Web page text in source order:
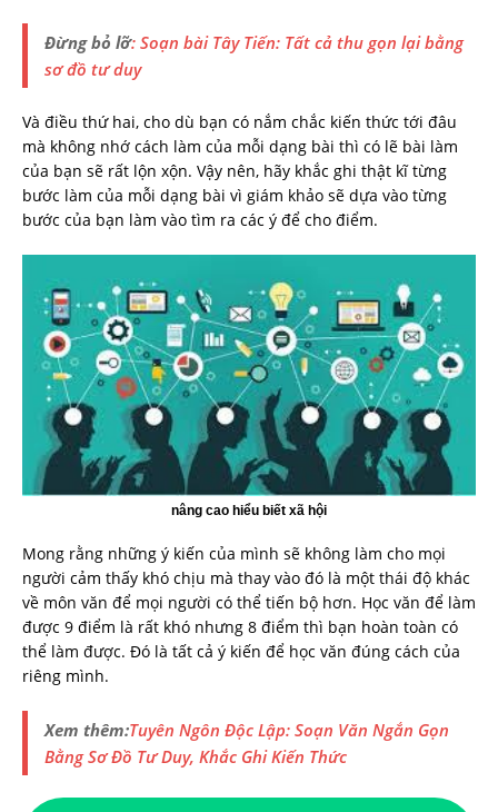
Đừng bỏ lỡ: Soạn bài Tây Tiến: Tất cả thu gọn lại bằng
sơ đồ tư duy
Và điều thứ hai, cho dù bạn có nắm chắc kiến thức tới đâu
mà không nhớ cách làm của mỗi dạng bài thì có lẽ bài làm
của bạn sẽ rất lộn xộn. Vậy nên, hãy khắc ghi thật kĩ từng
bước làm của mỗi dạng bài vì giám khảo sẽ dựa vào từng
bước của bạn làm vào tìm ra các ý để cho điểm.
nâng cao hiểu biết xã hội
Mong rằng những ý kiến của mình sẽ không làm cho mọi
người cảm thấy khó chịu mà thay vào đó là một thái độ khác
về môn văn để mọi người có thể tiến bộ hơn. Học văn để làm
được 9 điểm là rất khó nhưng 8 điểm thì bạn hoàn toàn có
thể làm được. Đó là tất cả ý kiến để học văn đúng cách của
riêng mình.
Xem thêm:Tuyên Ngôn Độc Lập: Soạn Văn Ngắn Gọn
Bằng Sơ Đồ Tư Duy, Khắc Ghi Kiến Thức